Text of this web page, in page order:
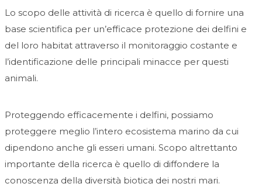
Lo scopo delle attività di ricerca è quello di fornire una
base scientifica per un’efficace protezione dei delfini e
del loro habitat attraverso il monitoraggio costante e
l’identificazione delle principali minacce per questi
animali.
Proteggendo efficacemente i delfini, possiamo
proteggere meglio l’intero ecosistema marino da cui
dipendono anche gli esseri umani. Scopo altrettanto
importante della ricerca è quello di diffondere la
conoscenza della diversità biotica dei nostri mari.